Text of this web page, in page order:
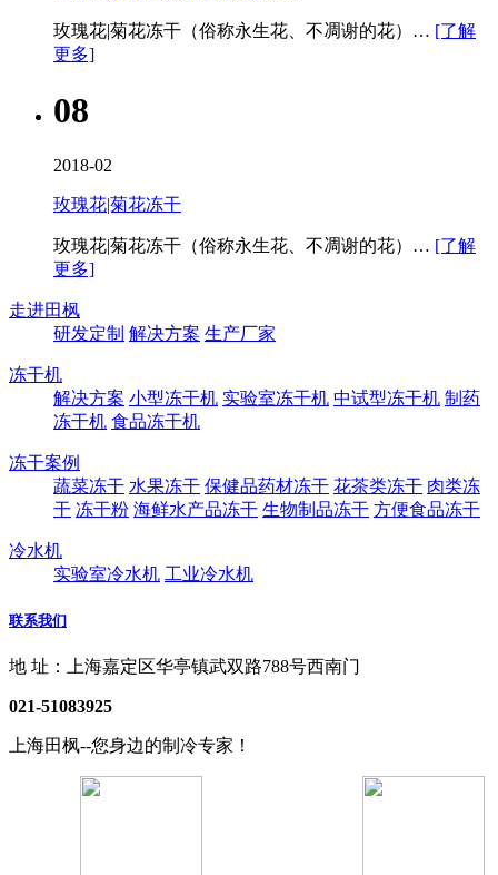
玫瑰花|菊花冻干（俗称永生花、不凋谢的花）… [了解
更多]
08
2018-02
玫瑰花|菊花冻干
玫瑰花|菊花冻干（俗称永生花、不凋谢的花）… [了解
更多]
走进田枫
研发定制 解决方案 生产厂家
冻干机
解决方案 小型冻干机 实验室冻干机 中试型冻干机 制药
冻干机 食品冻干机
冻干案例
蔬菜冻干 水果冻干 保健品药材冻干 花茶类冻干 肉类冻
干 冻干粉 海鲜水产品冻干 生物制品冻干 方便食品冻干
冷水机
实验室冷水机 工业冷水机
联系我们
地 址：上海嘉定区华亭镇武双路788号西南门
021-51083925
上海田枫--您身边的制冷专家！